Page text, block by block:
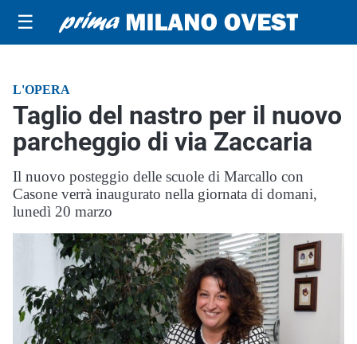
☰
L'OPERA
Taglio del nastro per il nuovo
parcheggio di via Zaccaria
Il nuovo posteggio delle scuole di Marcallo con
Casone verrà inaugurato nella giornata di domani,
lunedì 20 marzo